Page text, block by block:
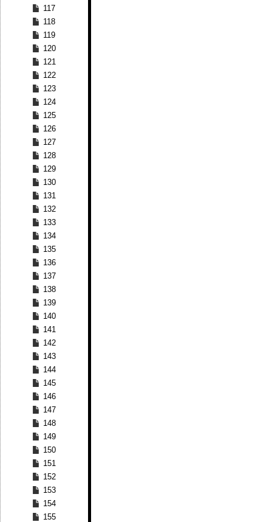
117
118
119
120
121
122
123
124
125
126
127
128
129
130
131
132
133
134
135
136
137
138
139
140
141
142
143
144
145
146
147
148
149
150
151
152
153
154
155